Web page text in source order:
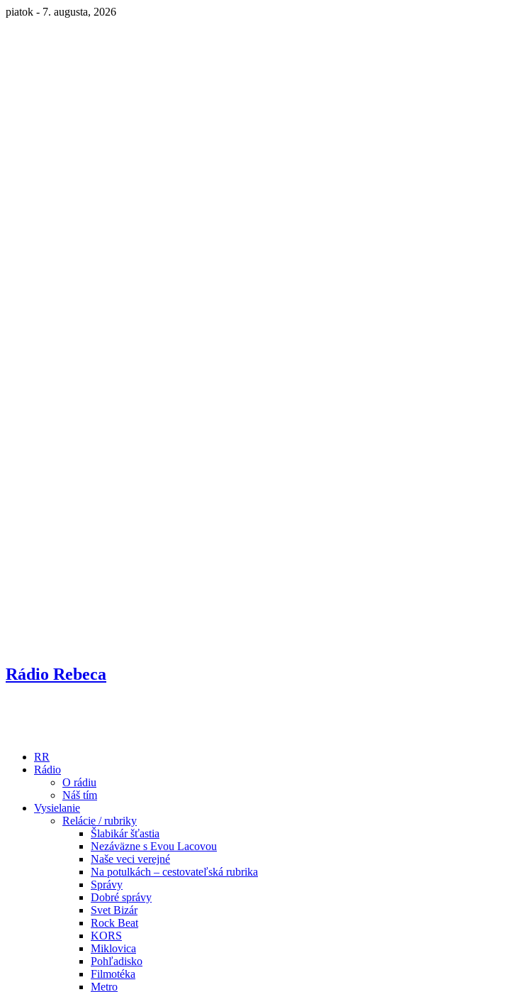
piatok - 7. augusta, 2026
Rádio Rebeca
RR
Rádio
O rádiu
Náš tím
Vysielanie
Relácie / rubriky
Šlabikár šťastia
Nezáväzne s Evou Lacovou
Naše veci verejné
Na potulkách – cestovateľská rubrika
Správy
Dobré správy
Svet Bizár
Rock Beat
KORS
Miklovica
Pohľadisko
Filmotéka
Metro